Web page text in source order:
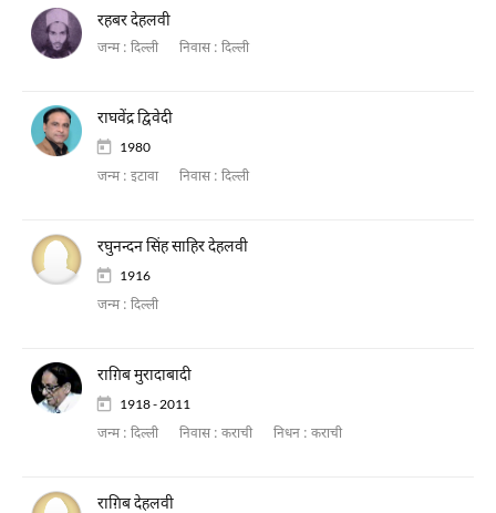
रहबर देहलवी
जन्म : दिल्ली निवास : दिल्ली
राघवेंद्र द्विवेदी
1980
जन्म : इटावा निवास : दिल्ली
रघुनन्दन सिंह साहिर देहलवी
1916
जन्म : दिल्ली
राग़िब मुरादाबादी
1918 - 2011
जन्म : दिल्ली निवास : कराची निधन : कराची
राग़िब देहलवी